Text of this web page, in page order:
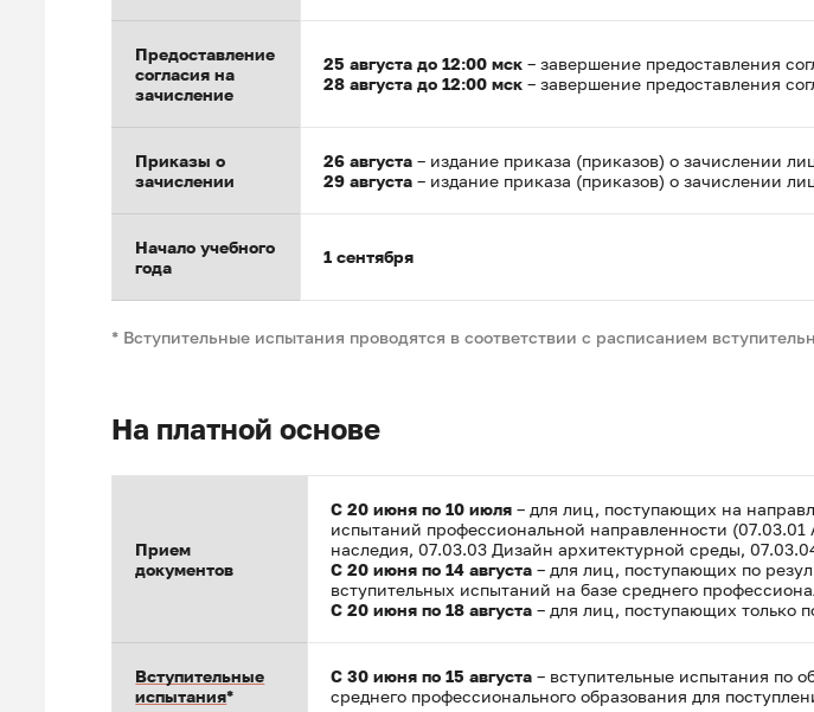
Предоставление
согласия на
зачисление
25 августа до 12:00 мск – завершение предоставления
28 августа до 12:00 мск – завершение предоставления
Приказы о
зачислении
26 августа – издание приказа (приказов) о зачислении
29 августа – издание приказа (приказов) о зачислении
Начало учебного
года
1 сентября
* Вступительные испытания проводятся в соответствии с расписанием
На платной основе
Прием
документов
С 20 июня по 10 июля – для лиц, поступающих на
испытаний профессиональной направленности
наследия, 07.03.03 Дизайн архитектурной среды,
С 20 июня по 14 августа – для лиц, поступающих по
вступительных испытаний на базе среднего
С 20 июня по 18 августа – для лиц, поступающих только
Вступительные
испытания*
С 30 июня по 15 августа – вступительные испытания по
среднего профессионального образования для